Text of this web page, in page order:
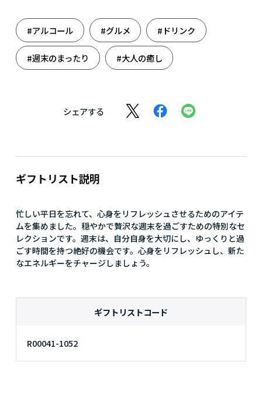
#アルコール #グルメ #ドリンク
#週末のまったり #大人の癒し
シェアする
ギフトリスト説明
忙しい平日を忘れて、心身をリフレッシュさせるためのアイテ
ムを集めました。穏やかで贅沢な週末を過ごすための特別なセ
レクションです。週末は、自分自身を大切にし、ゆっくりと過
ごす時間を持つ絶好の機会です。心身をリフレッシュし、新た
なエネルギーをチャージしましょう。
ギフトリストコード
R00041-1052